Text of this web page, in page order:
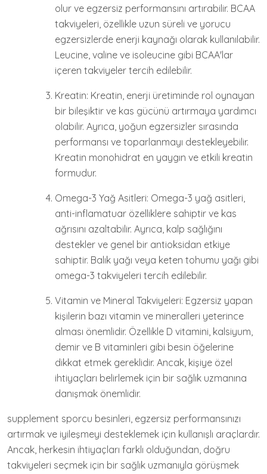
olur ve egzersiz performansını artırabilir. BCAA
takviyeleri, özellikle uzun süreli ve yorucu
egzersizlerde enerji kaynağı olarak kullanılabilir.
Leucine, valine ve isoleucine gibi BCAA'lar
içeren takviyeler tercih edilebilir.
Kreatin: Kreatin, enerji üretiminde rol oynayan
bir bileşiktir ve kas gücünü artırmaya yardımcı
olabilir. Ayrıca, yoğun egzersizler sırasında
performansı ve toparlanmayı destekleyebilir.
Kreatin monohidrat en yaygın ve etkili kreatin
formudur.
Omega-3 Yağ Asitleri: Omega-3 yağ asitleri,
anti-inflamatuar özelliklere sahiptir ve kas
ağrısını azaltabilir. Ayrıca, kalp sağlığını
destekler ve genel bir antioksidan etkiye
sahiptir. Balık yağı veya keten tohumu yağı gibi
omega-3 takviyeleri tercih edilebilir.
Vitamin ve Mineral Takviyeleri: Egzersiz yapan
kişilerin bazı vitamin ve mineralleri yeterince
alması önemlidir. Özellikle D vitamini, kalsiyum,
demir ve B vitaminleri gibi besin öğelerine
dikkat etmek gereklidir. Ancak, kişiye özel
ihtiyaçları belirlemek için bir sağlık uzmanına
danışmak önemlidir.
supplement sporcu besinleri, egzersiz performansınızı
artırmak ve iyileşmeyi desteklemek için kullanışlı araçlardır.
Ancak, herkesin ihtiyaçları farklı olduğundan, doğru
takviyeleri seçmek için bir sağlık uzmanıyla görüşmek